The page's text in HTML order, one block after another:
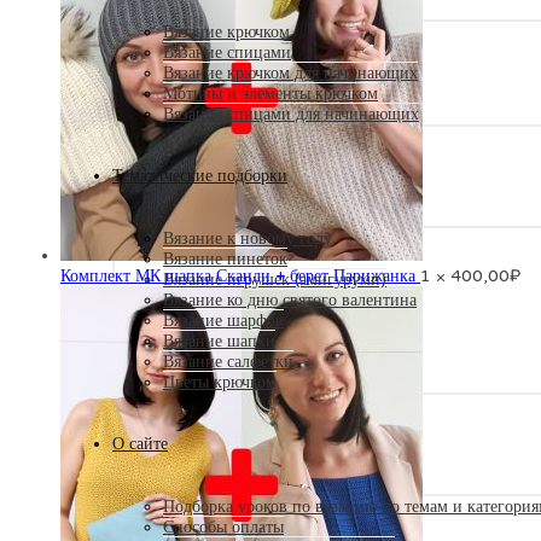
Комплект МК шапка Сканди + берет Парижанка 1 × 400,00₽
Вязание крючком
Вязание спицами
Вязание крючком для начинающих
Мотивы и элементы крючком
Вязание спицами для начинающих
Тематические подборки
Вязание к новому году
Вязание пинеток
Вязание игрушек (амигуруми)
Вязание ко дню святого валентина
Вязание шарфов
Вязание шапки
Вязание салфетки
Цветы крючком
О сайте
Подборка уроков по вязанию по темам и
Способы оплаты